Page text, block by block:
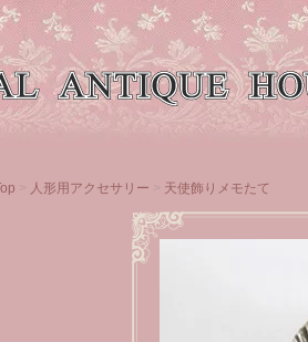
人形用アクセサリー 天使飾りメモたて